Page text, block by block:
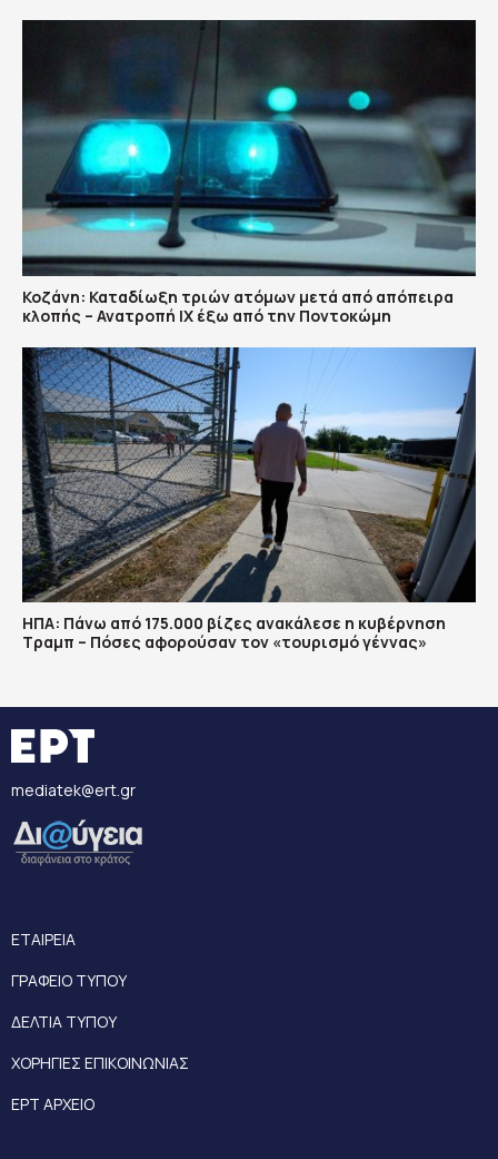
Κοζάνη: Καταδίωξη τριών ατόμων μετά από απόπειρα
κλοπής – Ανατροπή ΙΧ έξω από την Ποντοκώμη
ΗΠΑ: Πάνω από 175.000 βίζες ανακάλεσε η κυβέρνηση
Τραμπ – Πόσες αφορούσαν τον «τουρισμό γέννας»
mediatek@ert.gr
ΕΤΑΙΡΕΙΑ
ΓΡΑΦΕΙΟ ΤΥΠΟΥ
ΔΕΛΤΙΑ ΤΥΠΟΥ
ΧΟΡΗΓΙΕΣ ΕΠΙΚΟΙΝΩΝΙΑΣ
ΕΡΤ ΑΡΧΕΙΟ